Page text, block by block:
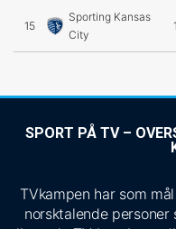
15
Sporting Kansas
City
SPORT PÅ TV –
TVkampen har som
norsktalende personer